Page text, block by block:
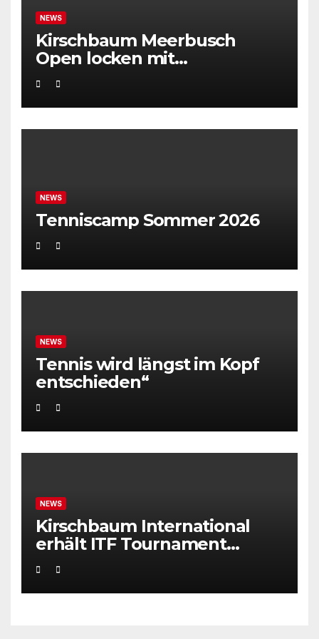
NEWS
Kirschbaum Meerbusch
Open locken mit
Weltklassetennis
NEWS
Tenniscamp Sommer 2026
NEWS
Tennis wird längst im Kopf
entschieden“
NEWS
Kirschbaum International
erhält ITF Tournament
Recognition Award 2025